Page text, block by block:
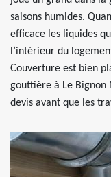
saisons humides.
efficace les liquides
l’intérieur du
Couverture est bien
gouttière à Le Bignon
devis avant que les